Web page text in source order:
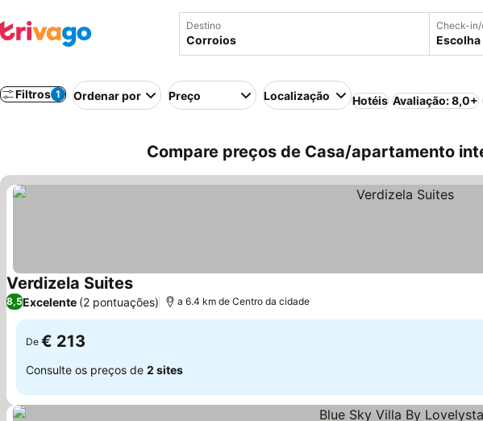
Destino Check-
Escolha
Filtros 1 Ordenar por Preço Localização Hotéis Avaliação: 8,0+
Compare preços de Casa/apartamento
Verdizela SuitesVer preços
8,5Excelente (2 pontuações) a 6.4 km de Centro da cidade
De € 213
Consulte os preços de 2 sites